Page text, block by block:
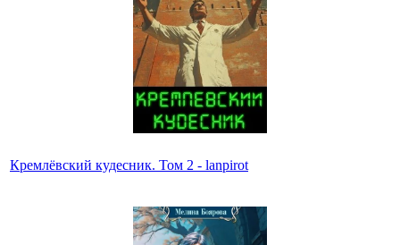
Кремлёвский кудесник. Том 2 - lanpirot